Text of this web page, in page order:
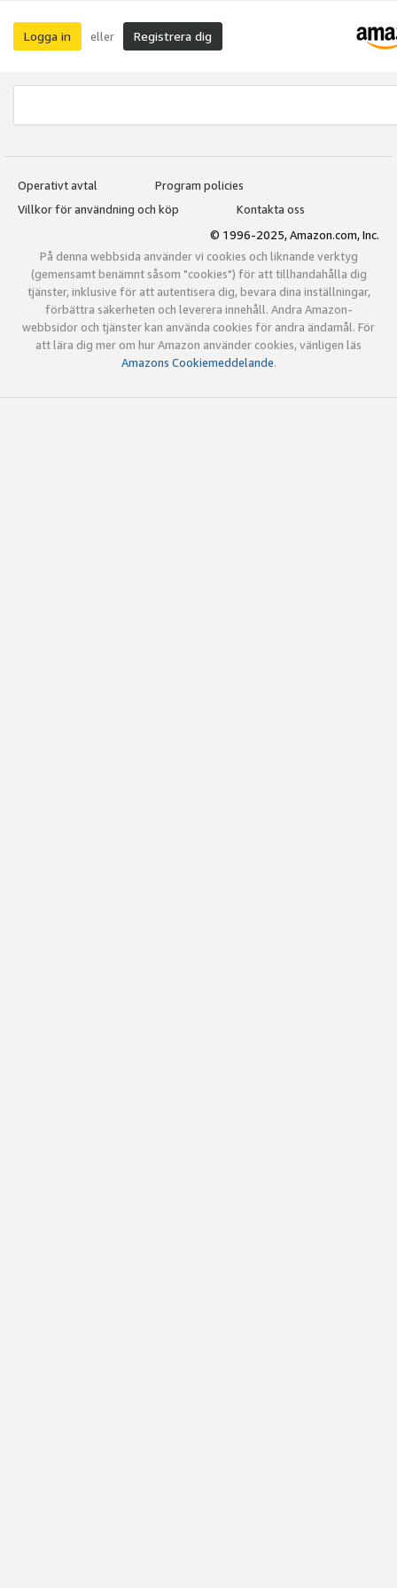
Logga in eller Registrera dig
Operativt avtal
Program policies
Villkor för användning och köp
Kontakta oss
© 1996-2025, Amazon.com, Inc.
På denna webbsida använder vi cookies och liknande verktyg
(gemensamt benämnt såsom "cookies") för att tillhandahålla dig
tjänster, inklusive för att autentisera dig, bevara dina inställningar,
förbättra säkerheten och leverera innehåll. Andra Amazon-
webbsidor och tjänster kan använda cookies för andra ändamål. För
att lära dig mer om hur Amazon använder cookies, vänligen läs
Amazons Cookiemeddelande.